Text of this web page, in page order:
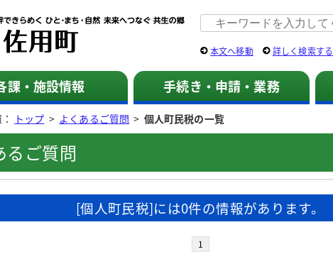
佐用町 公式ホームページ
本文へ移動 詳しく検索する
課・施設情報 手続き・申請・業務
トップ > よくあるご質問 > 個人町民税の一覧
るご質問
[個人町民税]には0件の情報があります。
1